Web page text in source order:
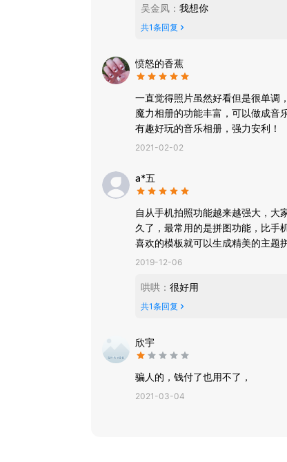
吴金凤 ： 我想你
共1条回复
愤怒的香蕉
一直觉得照片虽然好看但是很单调
魔力相册的功能丰富，可以做成音
有趣好玩的音乐相册，强力安利！
2021-02-02
a*五
自从手机拍照功能越来越强大，大
久了，最常用的是拼图功能，比手
喜欢的模板就可以生成精美的主题
我会直接在里面打印出来，直接邮
2019-12-06
哄哄 ： 很好用
共1条回复
欣宇
骗人的，钱付了也用不了，
2021-03-04